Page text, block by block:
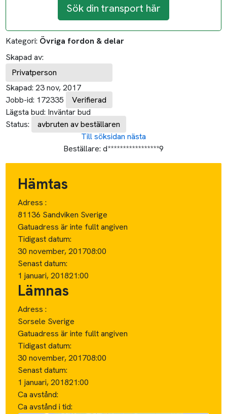
Sök din transport här
Kategori: Övriga fordon & delar
Skapad av:
Privatperson
Skapad: 23 nov, 2017
Jobb-id: 172335
Verifierad
Lägsta bud: Inväntar bud
Status:
avbruten av beställaren
Till söksidan nästa
Beställare: d*****************9
Hämtas
Adress :
81136 Sandviken Sverige
Gatuadress är inte fullt angiven
Tidigast datum:
30 november, 201708:00
Senast datum:
1 januari, 201821:00
Lämnas
Adress :
Sorsele Sverige
Gatuadress är inte fullt angiven
Tidigast datum:
30 november, 201708:00
Senast datum:
1 januari, 201821:00
Ca avstånd:
Ca avstånd i tid: